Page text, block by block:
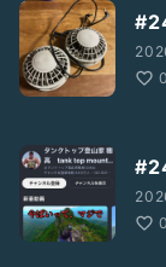
0
0